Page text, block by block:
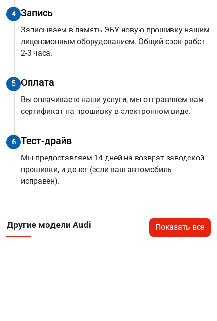
4 Запись
Записываем в память ЭБУ новую прошивку нашим
лицензионным оборудованием. Общий срок работ
2-3 часа.
5 Оплата
Вы оплачиваете наши услуги, мы отправляем вам
сертификат на прошивку в электронном виде.
6 Тест-драйв
Мы предоставляем 14 дней на возврат заводской
прошивки, и денег (если ваш автомобиль
исправен).
Другие модели Audi Показать все